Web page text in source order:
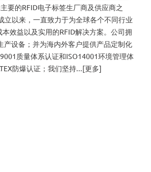
的RFID电子标签生厂商及供应商之
立以来，一直致力于为全球各个不同行业
效益以及实用的RFID解决方案。公司拥
产设备；并为海内外客户提供产品定制化
质量体系认证和ISO14001环境管理体
防爆认证；我们坚持...[更多]